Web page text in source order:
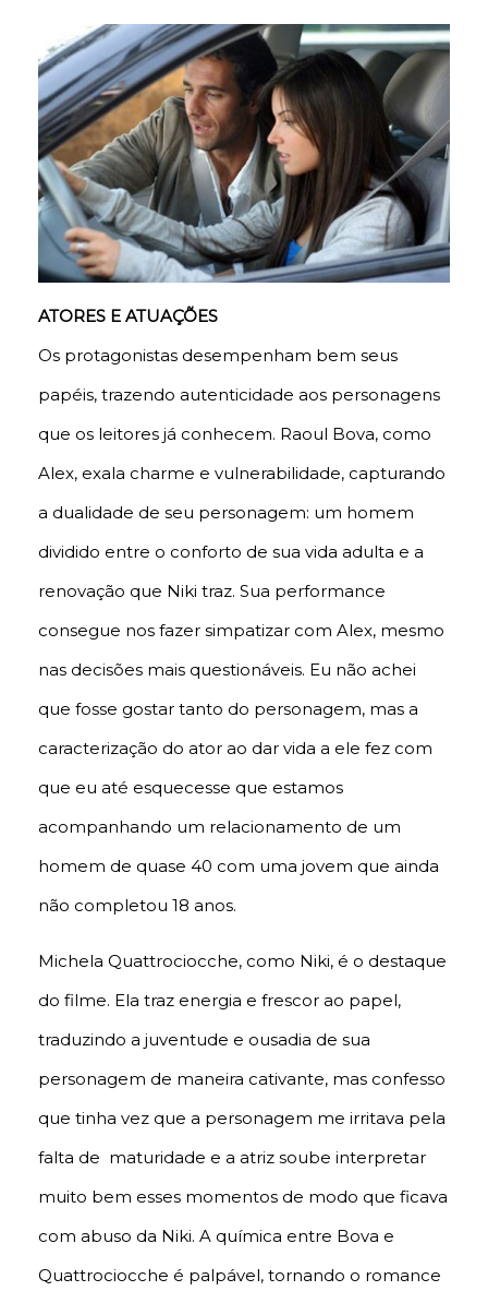
ATORES E ATUAÇÕES
Os protagonistas desempenham bem seus
papéis, trazendo autenticidade aos personagens
que os leitores já conhecem. Raoul Bova, como
Alex, exala charme e vulnerabilidade, capturando
a dualidade de seu personagem: um homem
dividido entre o conforto de sua vida adulta e a
renovação que Niki traz. Sua performance
consegue nos fazer simpatizar com Alex, mesmo
nas decisões mais questionáveis. Eu não achei
que fosse gostar tanto do personagem, mas a
caracterização do ator ao dar vida a ele fez com
que eu até esquecesse que estamos
acompanhando um relacionamento de um
homem de quase 40 com uma jovem que ainda
não completou 18 anos.
Michela Quattrociocche, como Niki, é o destaque
do filme. Ela traz energia e frescor ao papel,
traduzindo a juventude e ousadia de sua
personagem de maneira cativante, mas confesso
que tinha vez que a personagem me irritava pela
falta de maturidade e a atriz soube interpretar
muito bem esses momentos de modo que ficava
com abuso da Niki. A química entre Bova e
Quattrociocche é palpável, tornando o romance